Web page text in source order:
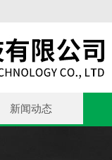
新闻动态